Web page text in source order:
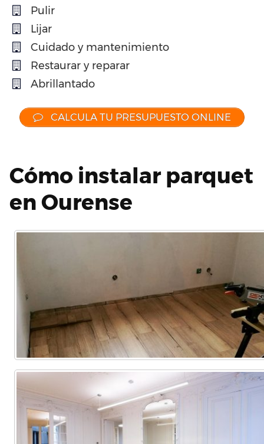
Pulir
Lijar
Cuidado y mantenimiento
Restaurar y reparar
Abrillantado
CALCULA TU PRESUPUESTO ONLINE
Cómo instalar parquet
en Ourense